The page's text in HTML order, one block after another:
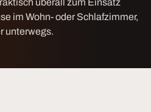
überall zum Einsatz
im Wohn- oder Schlafzimmer,
unterwegs.